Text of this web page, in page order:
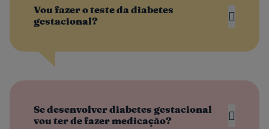
Vou fazer o teste da diabetes
gestacional?
Se desenvolver diabetes gestacional
vou ter de fazer medicação?